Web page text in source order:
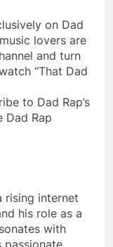
on Dad
lovers are
and turn
“That Dad
to Dad Rap’s
Dad Rap
rising internet
his role as a
with
passionate